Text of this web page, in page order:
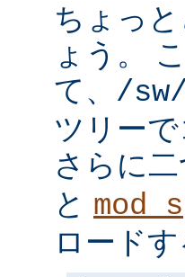
ちょっ
ょう。
て、 /
ツリー
さらに
と
ロード